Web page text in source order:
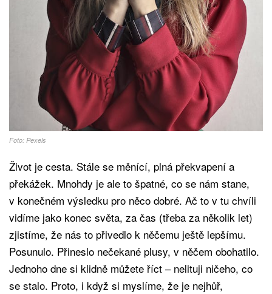
Foto: Pexels
Život je cesta. Stále se měnící, plná překvapení a
překážek. Mnohdy je ale to špatné, co se nám stane,
v konečném výsledku pro něco dobré. Ač to v tu chvíli
vidíme jako konec světa, za čas (třeba za několik let)
zjistíme, že nás to přivedlo k něčemu ještě lepšímu.
Posunulo. Přineslo nečekané plusy, v něčem obohatilo.
Jednoho dne si klidně můžete říct – nelituji ničeho, co
se stalo. Proto, i když si myslíme, že je nejhůř,